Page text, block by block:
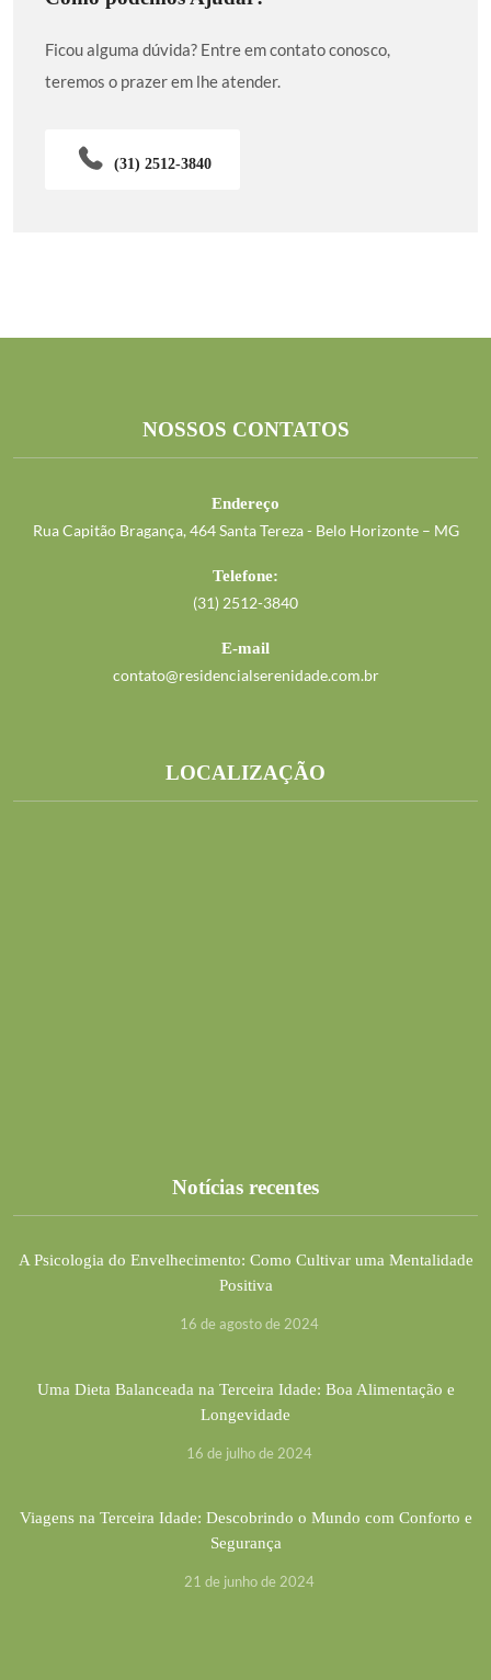
Ficou alguma dúvida? Entre em contato conosco,
teremos o prazer em lhe atender.
(31) 2512-3840
NOSSOS CONTATOS
Endereço
Rua Capitão Bragança, 464 Santa Tereza - Belo Horizonte – MG
Telefone:
(31) 2512-3840
E-mail
contato@residencialserenidade.com.br
LOCALIZAÇÃO
Notícias recentes
A Psicologia do Envelhecimento: Como Cultivar uma Mentalidade
Positiva
16 de agosto de 2024
Uma Dieta Balanceada na Terceira Idade: Boa Alimentação e
Longevidade
16 de julho de 2024
Viagens na Terceira Idade: Descobrindo o Mundo com Conforto e
Segurança
21 de junho de 2024